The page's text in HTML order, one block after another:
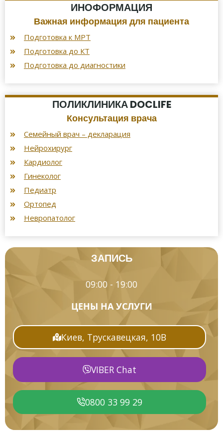
ИНОФОРМАЦИЯ
Важная информация для пациента
Подготовка к МРТ
Подготовка до КТ
Подготовка до диагностики
ПОЛИКЛИНИКА DOCLIFE
Консультация врача
Семейный врач – декларация
Нейрохирург
Кардиолог
Гинеколог
Педиатр
Ортопед
Невропатолог
ЗАПИСЬ
09:00 - 19:00
ЦЕНЫ НА УСЛУГИ
Киев, Трускавецкая, 10В
VIBER Chat
0800 33 99 29